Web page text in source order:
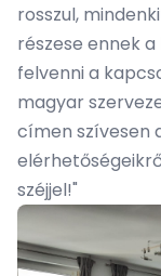
rosszul,
részese ennek
felvenni a
magyar
címen szívesen
széjjel!"